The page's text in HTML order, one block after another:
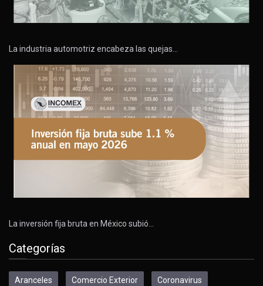
La industria automotriz encabeza las quejas…
La inversión fija bruta en México subió…
Categorías
Aranceles Comercio Exterior Coronavirus